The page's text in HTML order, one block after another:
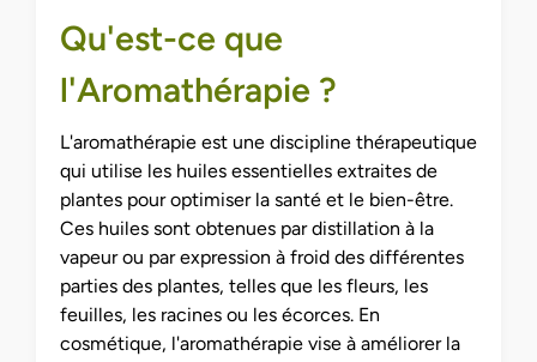
Qu'est-ce que
l'Aromathérapie ?
L'aromathérapie est une discipline thérapeutique
qui utilise les huiles essentielles extraites de
plantes pour optimiser la santé et le bien-être.
Ces huiles sont obtenues par distillation à la
vapeur ou par expression à froid des différentes
parties des plantes, telles que les fleurs, les
feuilles, les racines ou les écorces. En
cosmétique, l'aromathérapie vise à améliorer la